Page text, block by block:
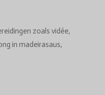
zoals vidée,
in madeirasaus,